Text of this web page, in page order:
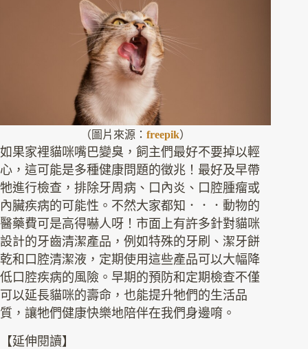
（圖片來源：freepik）
如果家裡貓咪嘴巴變臭，飼主們最好不要掉以輕
心，這可能是多種健康問題的徵兆！最好及早帶
牠進行檢查，排除牙周病、口內炎、口腔腫瘤或
內臟疾病的可能性。不然大家都知．．．動物的
醫藥費可是高得嚇人呀！市面上有許多針對貓咪
設計的牙齒清潔產品，例如特殊的牙刷、潔牙餅
乾和口腔清潔液，定期使用這些產品可以大幅降
低口腔疾病的風險。早期的預防和定期檢查不僅
可以延長貓咪的壽命，也能提升牠們的生活品
質，讓牠們健康快樂地陪伴在我們身邊唷。
【延伸閱讀】